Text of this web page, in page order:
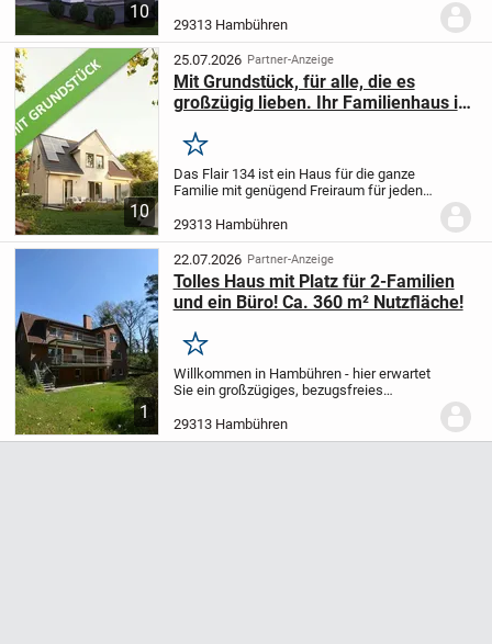
10
Wohnkultur und bietet Ihnen auf 181,79
m² und 5,0 stilvoll konzipierten Zimmern
ein Refugium...
29313 Hambühren
10
25.07.2026 Partner-Anzeige
Mit Grundstück, für alle, die es
großzügig lieben. Ihr Familienhaus in
Merken
Das Flair 134 ist ein Haus für die ganze
Familie mit genügend Freiraum für jeden.
ins großzügig angelegte,
sonnendurchflutete Wohnzimmer mit
gemütlicher...
29313 Hambühren
1
22.07.2026 Partner-Anzeige
Tolles Haus mit Platz für 2-Familien
und ein Büro! Ca. 360 m² Nutzfläche!
Merken
Willkommen in Hambühren - hier erwartet
Sie ein großzügiges, bezugsfreies
Generationen, Homeoffice, Hobby und
Gäste. Das sehr gepflegte Haus wurde
29313 Hambühren